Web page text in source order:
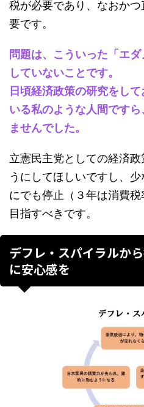
税が必要であり、なおか
要です。
問題は、こういった「エ
していないことです。
日頃経済政策の研究をし
いる私のような人間です
ませんでした。
立憲民主党としての経済
うにしてほしいですし、
にでも停止（３年は消費
目指すべきです。
デフレ・スパイラルか
に安心感を